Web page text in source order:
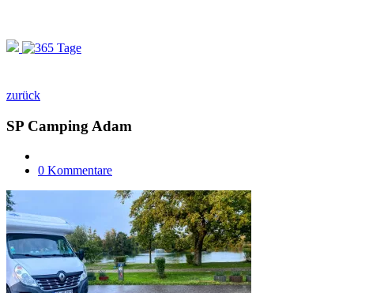
zurück
SP Camping Adam
0 Kommentare